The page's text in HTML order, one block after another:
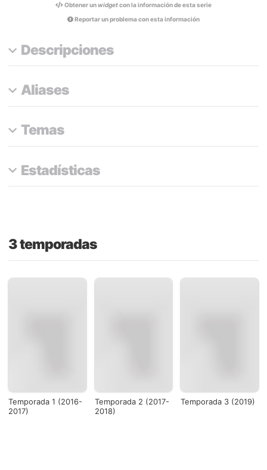
Obtener unwidgetcon la información de esta serie
Reportar un problema con esta información
Descripciones
Aliases
Temas
Estadísticas
3 temporadas
Temporada 1 (2016-
2017)
Temporada 2 (2017-
2018)
Temporada 3 (2019)